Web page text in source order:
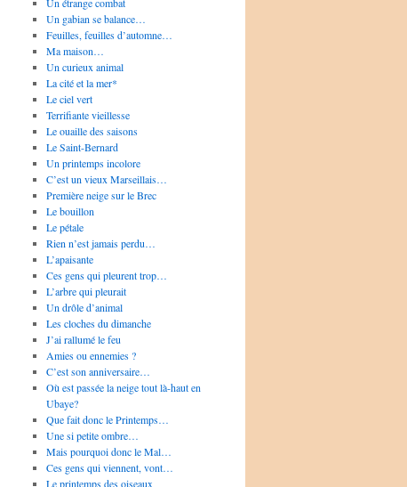
Un gabian se balance…
Feuilles, feuilles d’automne…
Ma maison…
Un curieux animal
La cité et la mer*
Le ciel vert
Terrifiante vieillesse
Le ouaille des saisons
Le Saint-Bernard
Un printemps incolore
C’est un vieux Marseillais…
Première neige sur le Brec
Le bouillon
Le pétale
Rien n’est jamais perdu…
L’apaisante
Ces gens qui pleurent trop…
L’arbre qui pleurait
Un drôle d’animal
Les cloches du dimanche
J’ai rallumé le feu
Amies ou ennemies ?
C’est son anniversaire…
Où est passée la neige tout là-haut en
Ubaye?
Que fait donc le Printemps…
Une si petite ombre…
Mais pourquoi donc le Mal…
Ces gens qui viennent, vont…
Le printemps des oiseaux